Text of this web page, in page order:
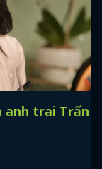
anh trai Trấn